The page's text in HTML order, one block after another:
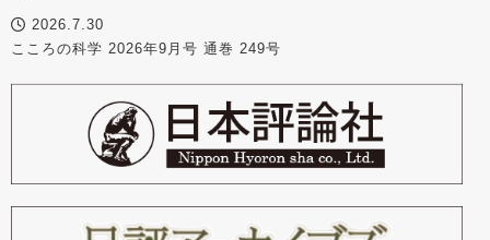
2026.7.30
こころの科学 2026年9月号 通巻 249号